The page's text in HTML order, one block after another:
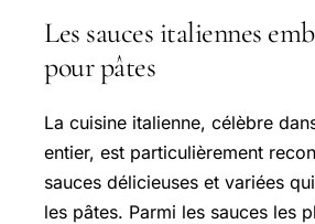
Les sauces italiennes
pour pâtes
La cuisine italienne, célèbre
entier, est particulièrement
sauces délicieuses et variées
les pâtes. Parmi les sauces les